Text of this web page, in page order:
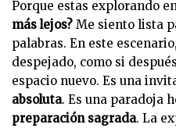
Porque estas explorando
más lejos? Me siento lista
palabras. En este
despejado, como si
espacio nuevo. Es una
absoluta. Es una paradoja
preparación sagrada. La